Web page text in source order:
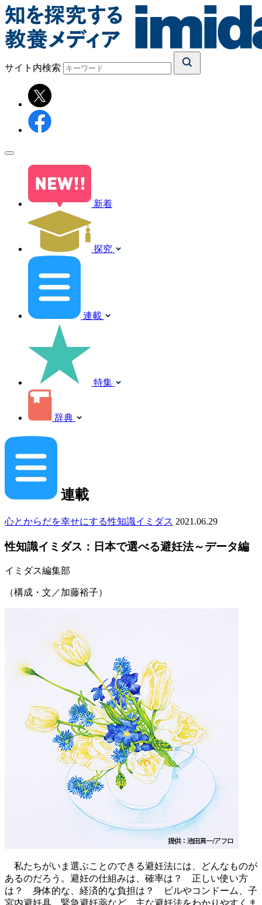
サイト内検索
新着
探究
連載
特集
辞典
連載
心とからだを幸せにする性知識イミダス 2021.06.29
性知識イミダス：日本で選べる避妊法～データ編
イミダス編集部
（構成・文／加藤裕子）
私たちがいま選ぶことのできる避妊法には、どんなものが
あるのだろう。避妊の仕組みは、確率は？ 正しい使い方
は？ 身体的な、経済的な負担は？ ピルやコンドーム、子